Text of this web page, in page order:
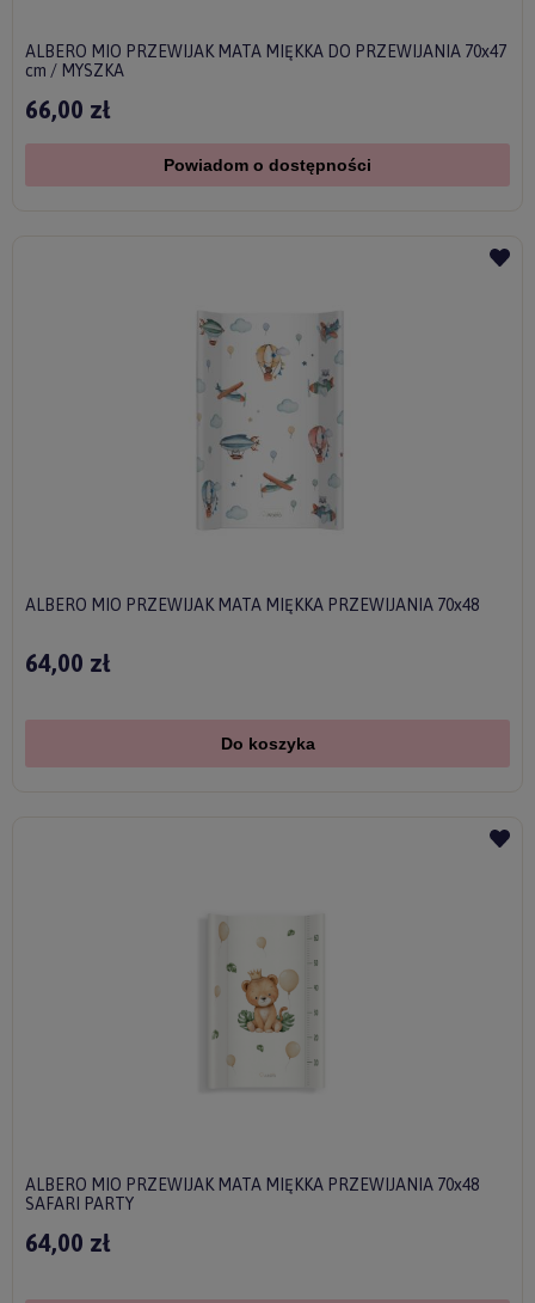
ALBERO MIO PRZEWIJAK MATA MIĘKKA DO PRZEWIJANIA 70x47
cm / MYSZKA
66,00 zł
Powiadom o dostępności
ALBERO MIO PRZEWIJAK MATA MIĘKKA PRZEWIJANIA 70x48
64,00 zł
Do koszyka
ALBERO MIO PRZEWIJAK MATA MIĘKKA PRZEWIJANIA 70x48
SAFARI PARTY
64,00 zł